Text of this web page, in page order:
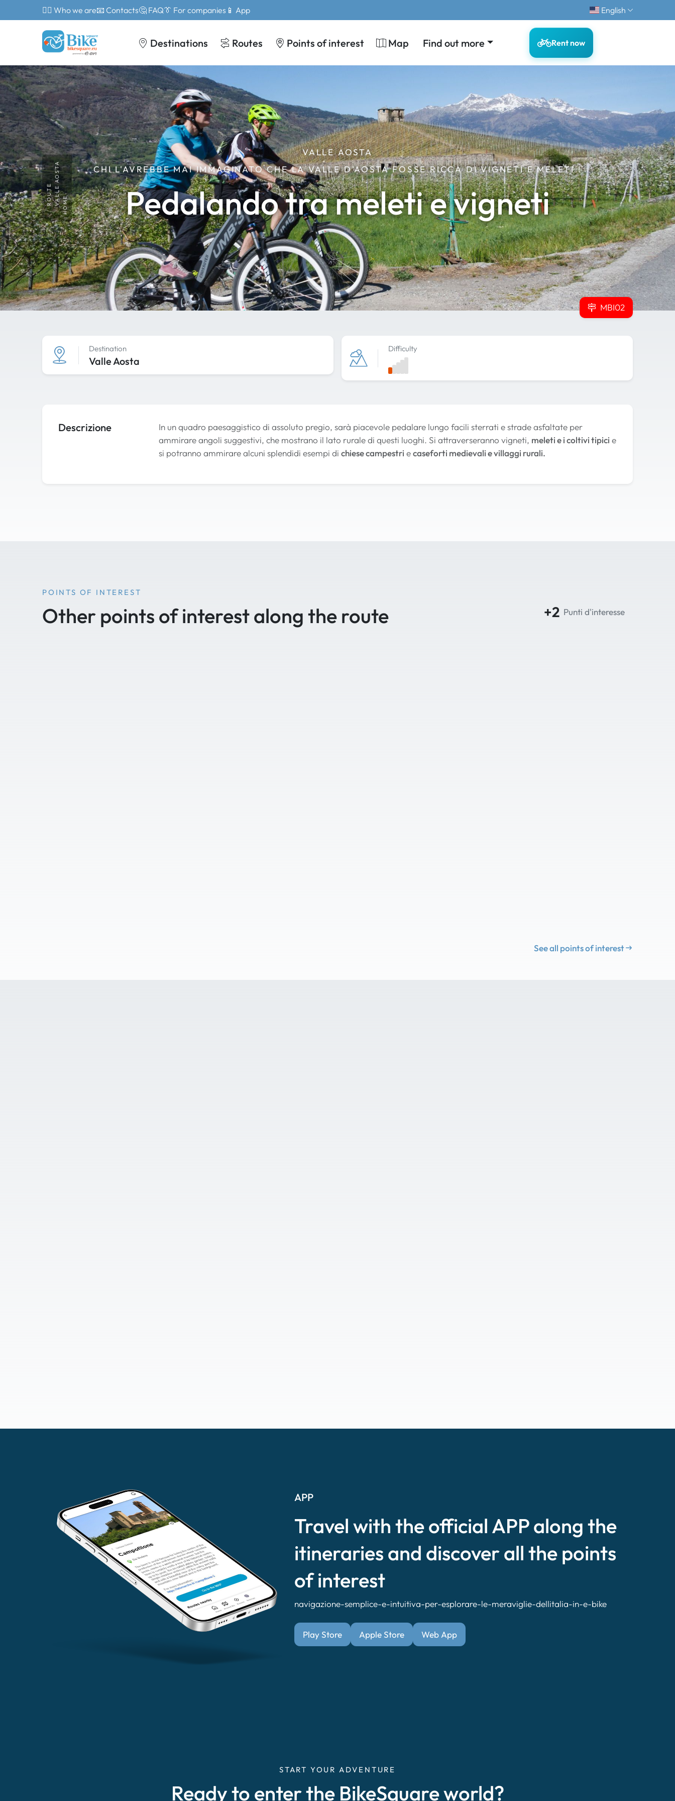
🙎‍♂️ Who we are📧 Contacts🤔 FAQ👔 For companies 📱 App English
Destinations Routes Points of interest Map Find out more Rent now
VALLE AOSTA
CHI L'AVREBBE MAI IMMAGINATO CHE LA VALLE D'AOSTA FOSSE RICCA DI VIGNETI E MELETI !
Pedalando tra meleti e vigneti
HOME
VALLE AOSTA
ROUTE
MBI02
Destination
Valle Aosta
Difficulty
Descrizione
In un quadro paesaggistico di assoluto pregio, sarà piacevole pedalare lungo facili sterrati e strade asfaltate per
ammirare angoli suggestivi, che mostrano il lato rurale di questi luoghi. Si attraverseranno vigneti, meleti e i coltivi tipici e
si potranno ammirare alcuni splendidi esempi di chiese campestri ecaseforti medievali e villaggi rurali.
POINTS OF INTEREST
Other points of interest along the route +2 Punti d'interesse
See all points of interest
APP
Travel with the official APP along the
itineraries and discover all the points
of interest
navigazione-semplice-e-intuitiva-per-esplorare-le-meraviglie-dellitalia-in-e-bike
Play Store Apple Store Web App
START YOUR ADVENTURE
Ready to enter the BikeSquare world?